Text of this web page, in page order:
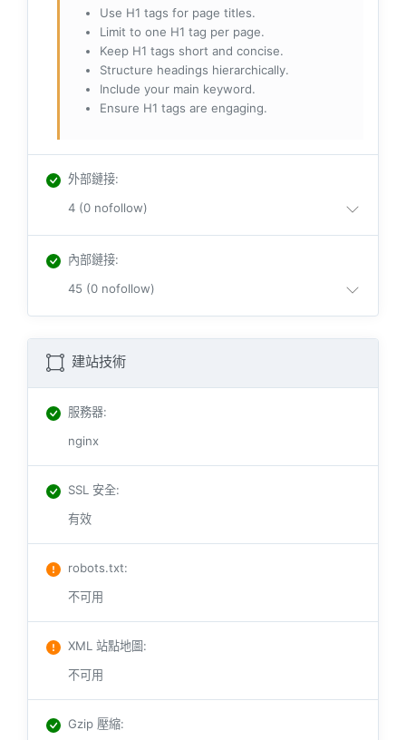
Use H1 tags for page titles.
Limit to one H1 tag per page.
Keep H1 tags short and concise.
Structure headings hierarchically.
Include your main keyword.
Ensure H1 tags are engaging.
外部鏈接:
4 (0 nofollow)
內部鏈接:
45 (0 nofollow)
建站技術
服務器:
nginx
SSL 安全:
有效
robots.txt:
不可用
XML 站點地圖:
不可用
Gzip 壓縮: